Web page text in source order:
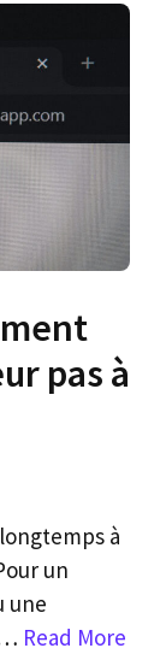
pas à
à
un
une
Read More